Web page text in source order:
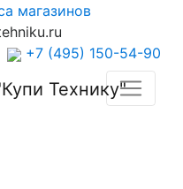
магазинов
+7 (495) 150-54-90